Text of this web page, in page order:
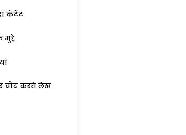
कंटेंट
चोट करते लेख